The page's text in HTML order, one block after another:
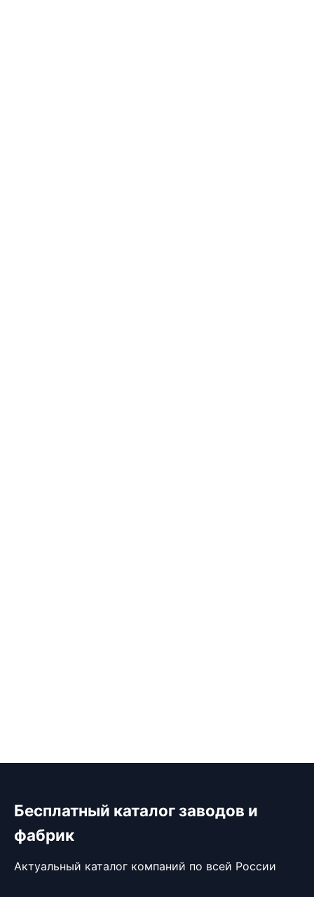
Бесплатный каталог заводов и
фабрик
Актуальный каталог компаний по всей России